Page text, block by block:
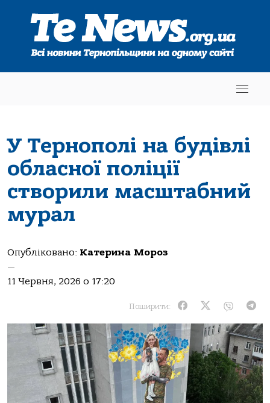
У Тернополі на будівлі
обласної поліції
створили масштабний
мурал
Опубліковано: Катерина Мороз
—
11 Червня, 2026 о 17:20
Поширити: